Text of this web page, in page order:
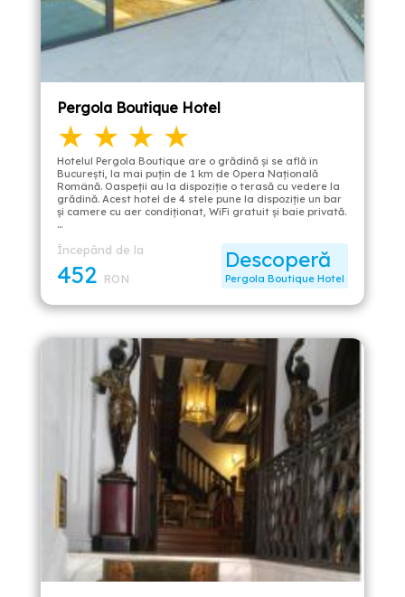
Pergola Boutique Hotel
★ ★ ★ ★
Hotelul Pergola Boutique are o grădină și se află în
București, la mai puțin de 1 km de Opera Națională
Română. Oaspeții au la dispoziție o terasă cu vedere la
grădină. Acest hotel de 4 stele pune la dispoziție un bar
și camere cu aer condiționat, WiFi gratuit și baie privată.
…
Descoperă
Pergola Boutique Hotel
Începând de la
452 RON